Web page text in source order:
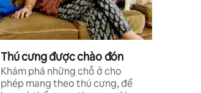
Thú cưng được chào đón
Khám phá những chỗ ở cho
phép mang theo thú cưng, để